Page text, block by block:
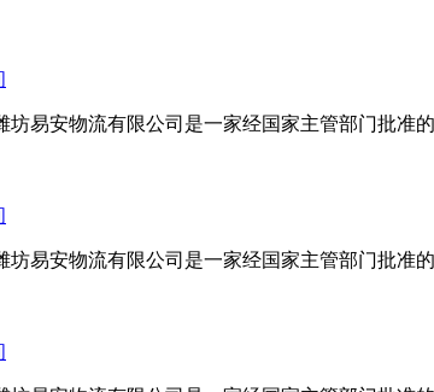
易安物流有限公司是一家经国家主管部门批
易安物流有限公司是一家经国家主管部门批